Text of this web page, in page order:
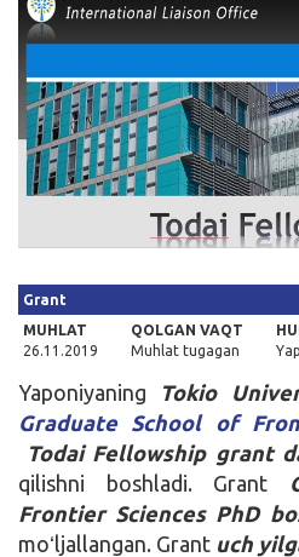
Qidirish
Kirish
Grant
MUHLAT
26.11.2019
QOLGAN VAQT
Muhlat tugagan
Yaponiyaning Tokio
Graduate School of
Todai Fellowship grant
qilishni boshladi. Grant
Frontier Sciences PhD
moʻljallangan. Grant uch